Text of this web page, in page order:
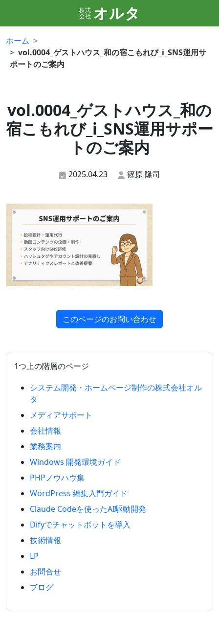
株式
会社 オルタ
ホーム
vol.0004_ゲストハウス_和の宿こもれび_i_SNS運用サ
ポートのご案内
vol.0004_ゲストハウス_和の
宿こもれび_i_SNS運用サポー
トのご案内
2025.04.23 篠原 隆司
このページのお問い合わせ
1つ上の階層のページ
システム開発・ホームページ制作の株式会社オル
タ
メディアサポート
会社情報
業務案内
Windows 開発環境ガイド
PHPノウハウ集
WordPress 編集入門ガイド
Claude Codeを使ったAI駆動開発
Difyでチャットボットを導入
技術情報
LP
お問合せ
ブログ